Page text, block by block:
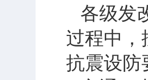
各级发
过程中，
抗震设防